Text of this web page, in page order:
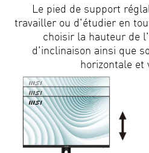
Le pied de support
travailler ou d'étudier en
choisir la hauteur de
d'inclinaison ainsi que
horizontale et